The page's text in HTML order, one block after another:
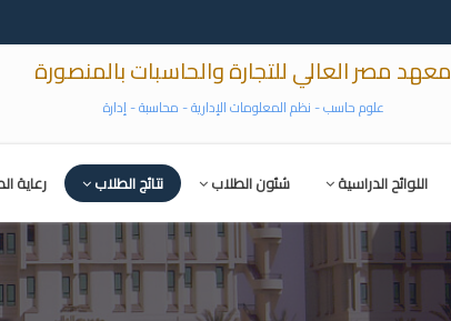
معهد مصر العالي للتجارة والحاسبات بالمنصورة
علوم حاسب - نظم المعلومات الإدارية - محاسبة - إدارة
اللوائح الدراسية شئون الطلاب نتائج الطلاب رعاية